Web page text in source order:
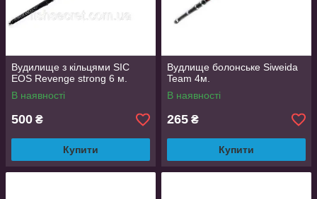
Вудилище з кільцями SIC
EOS Revenge strong 6 м.
В наявності
500 ₴
Купити
Вудлище болонське Siweida
Team 4м.
В наявності
265 ₴
Купити